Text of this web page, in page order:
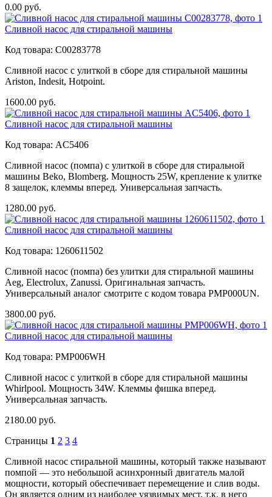
0.00 руб.
Сливной насос для стиральной машины
Код товара: C00283778
Сливной насос с улиткой в сборе для стиральной машины
Ariston, Indesit, Hotpoint.
1600.00 руб.
Сливной насос для стиральной машины
Код товара: AC5406
Сливной насос (помпа) с улиткой в сборе для стиральной
машины Beko, Blomberg. Мощность 25W, крепление к улитке
8 защелок, клеммы вперед. Универсальная запчасть.
1280.00 руб.
Сливной насос для стиральной машины
Код товара: 1260611502
Сливной насос (помпа) без улитки для стиральной машины
Aeg, Electrolux, Zanussi. Оригинальная запчасть.
Универсальный аналог смотрите с кодом товара PMP000UN.
3800.00 руб.
Сливной насос для стиральной машины
Код товара: PMP006WH
Сливной насос с улиткой в сборе для стиральной машины
Whirlpool. Мощность 34W. Клеммы фишка вперед.
Универсальная запчасть.
2180.00 руб.
Страницы 1 2 3 4
Сливной насос стиральной машины, который также называют
помпой — это небольшой асинхронный двигатель малой
мощности, который обеспечивает перемещение и слив воды.
Он является одним из наиболее уязвимых мест, т.к. в него